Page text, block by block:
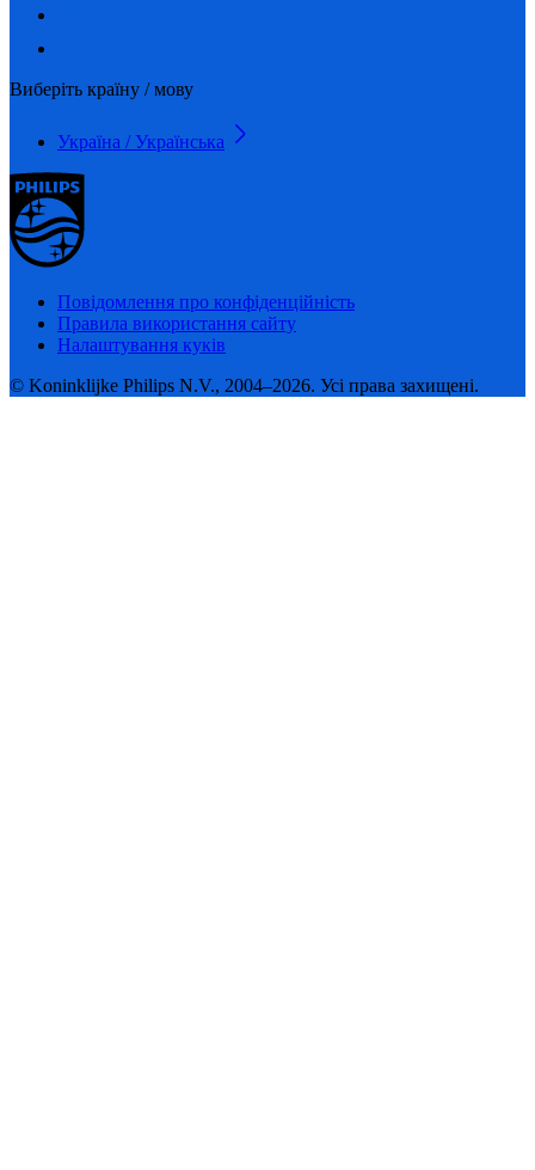
Виберіть країну / мову
Україна / Українська
Повідомлення про конфіденційність
Правила використання сайту
Налаштування куків
© Koninklijke Philips N.V., 2004–2026. Усі права захищені.